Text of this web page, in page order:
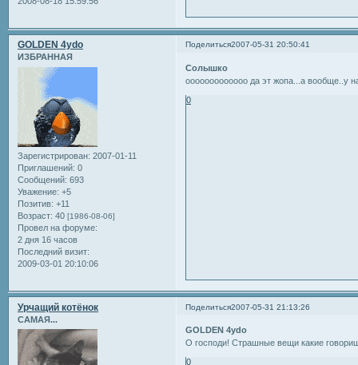
Поделиться2007-05-31 20:50:41
GOLDEN 4ydo
ИЗБРАННАЯ
Зарегистрирован: 2007-01-11
Приглашений: 0
Сообщений: 693
Уважение: +5
Позитив: +11
Возраст: 40 [1986-08-06]
Провел на форуме:
2 дня 16 часов
Последний визит:
2009-03-01 20:10:06
Солышко
ооооооооооооо да эт жопа...а вообще..у
0
Поделиться2007-05-31 21:13:26
Урчащий котёнок
САМАЯ...
GOLDEN 4ydo
О господи! Страшные вещи какие
0